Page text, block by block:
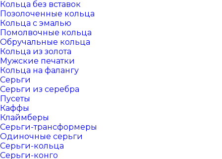
Кольца без вставок
Позолоченные кольца
Кольца с эмалью
Помолвочные кольца
Обручальные кольца
Кольца из золота
Мужские печатки
Кольца на фалангу
Серьги
Серьги из серебра
Пусеты
Каффы
Клаймберы
Серьги-трансформеры
Одиночные серьги
Серьги-кольца
Серьги-конго